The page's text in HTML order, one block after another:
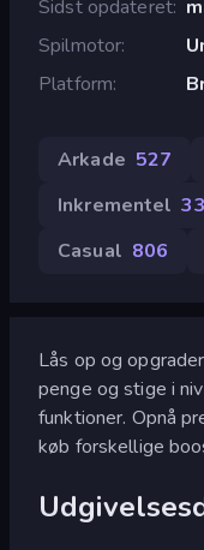
Sidst opdateret
Spilmotor
Platform
Arkade 527
Inkrementel
Casual 806
Lås op og
penge og stige i
funktioner. Opnå
køb forskellige